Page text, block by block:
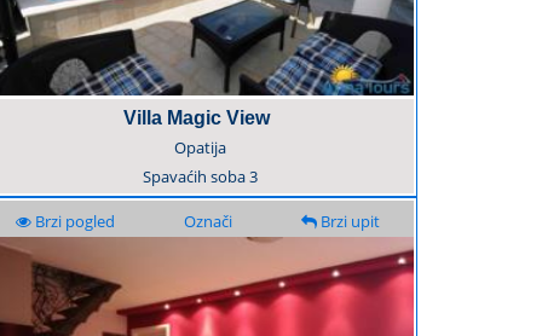
Villa Magic View
Opatija
Spavaćih soba3
Brzi pogled Označi Brzi upit